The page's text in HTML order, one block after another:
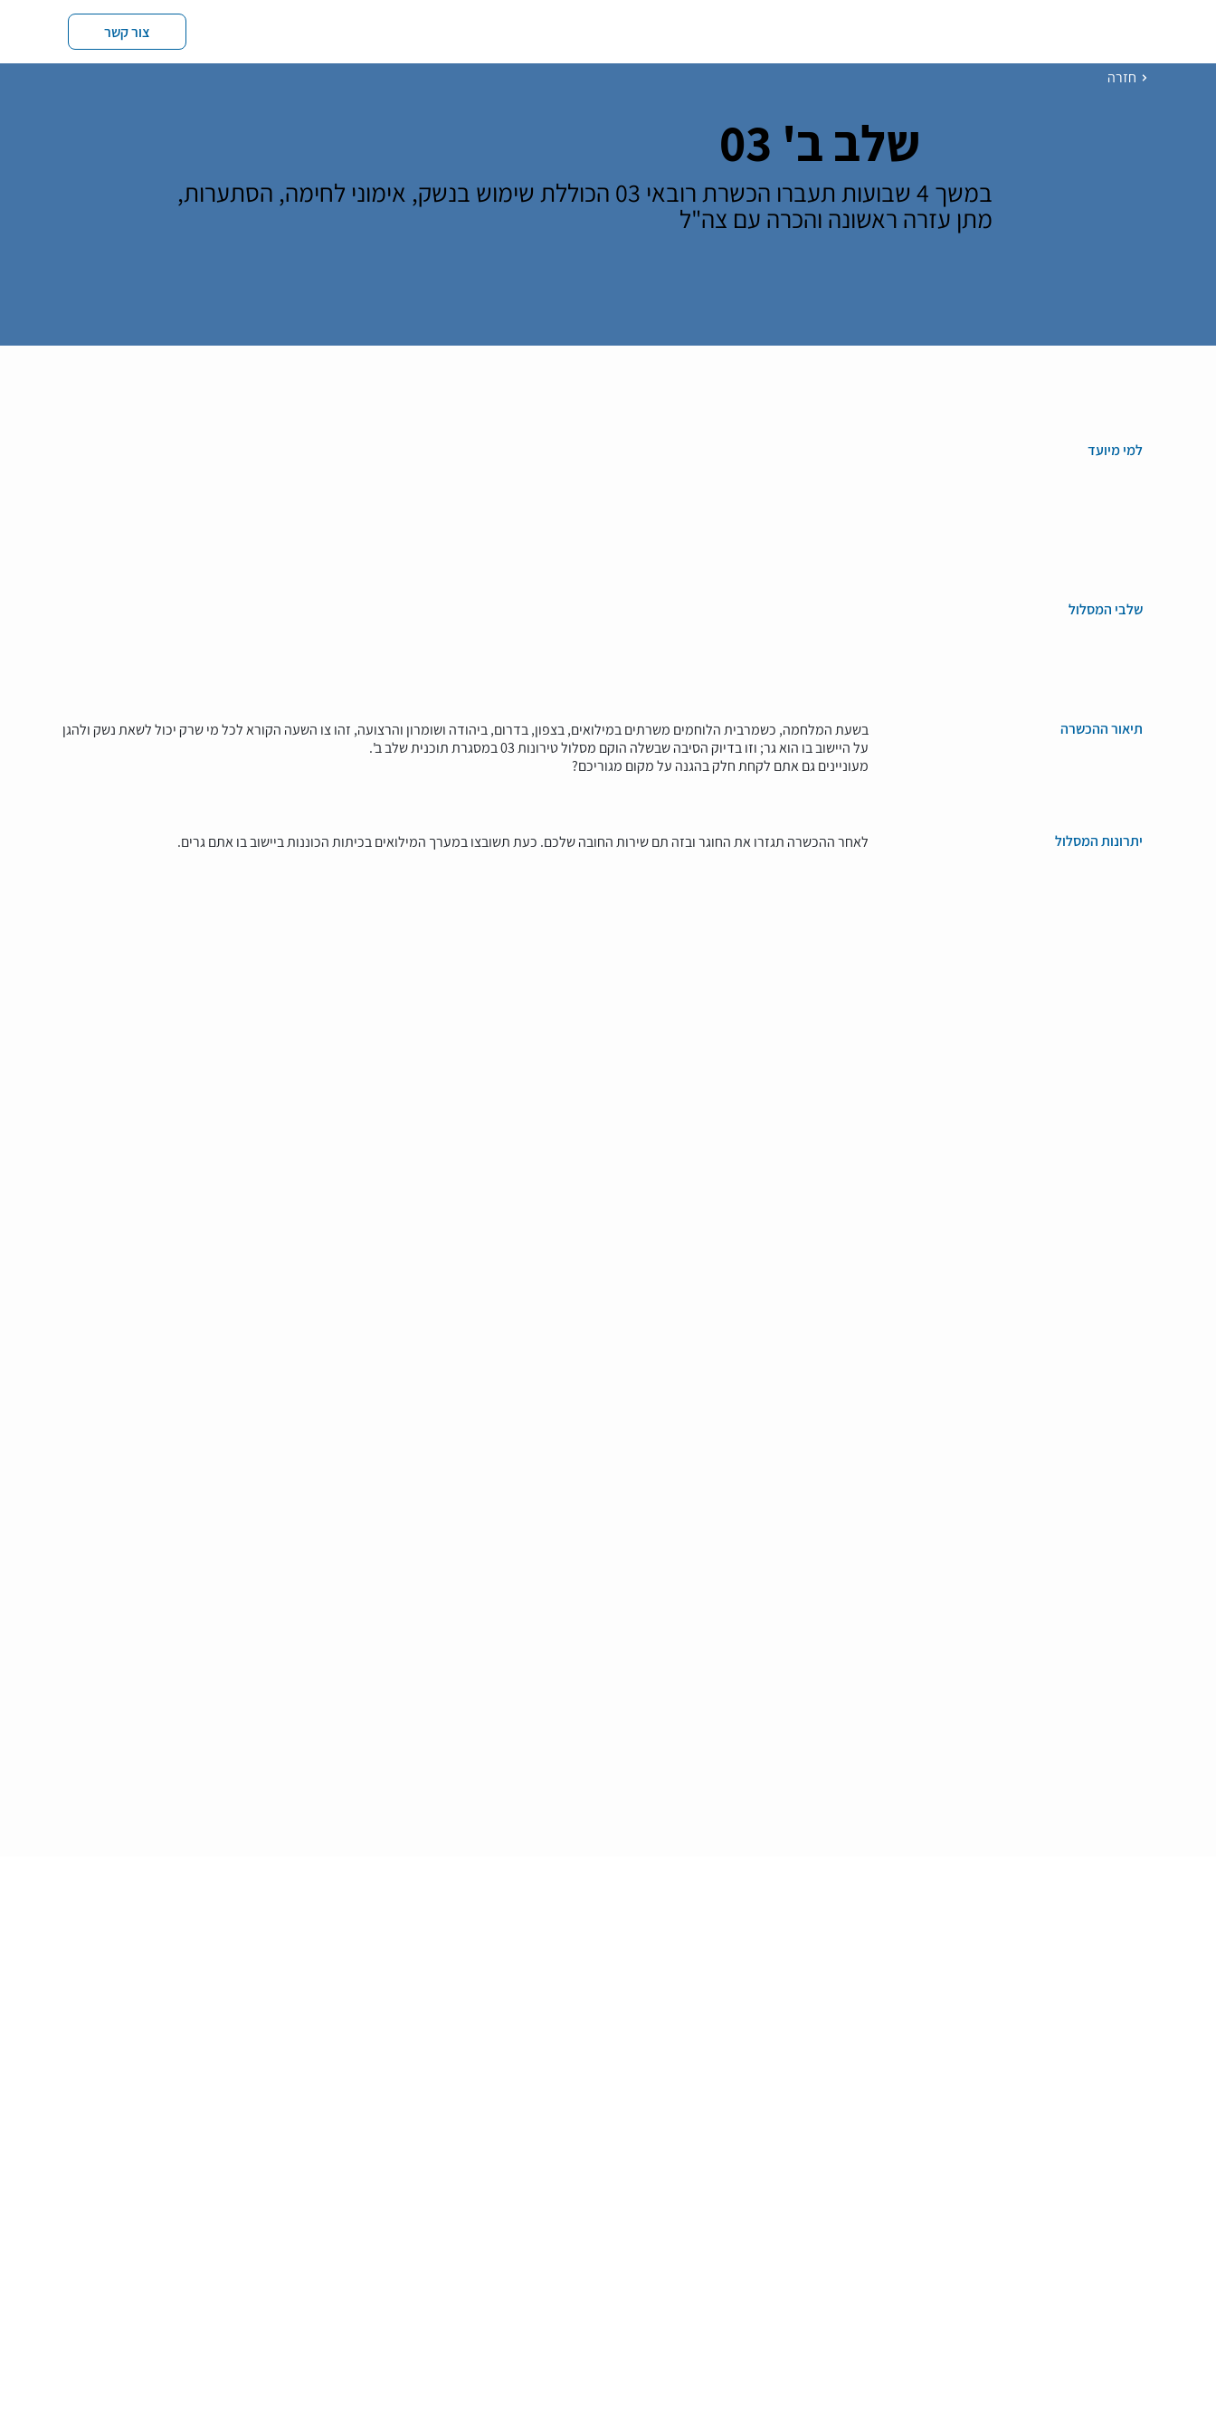
צור קשר
חזרה
שלב ב' 03
במשך 4 שבועות תעברו הכשרת רובאי 03 הכוללת שימוש בנשק, אימוני לחימה, הסתערות,
מתן עזרה ראשונה והכרה עם צה"ל
למי מיועד
שלבי המסלול
בשעת המלחמה, כשמרבית הלוחמים משרתים במילואים, בצפון, בדרום, ביהודה ושומרון והרצועה, זהו צו השעה הקורא לכל מי שרק יכול לשאת נשק ולהגן
על היישוב בו הוא גר; וזו בדיוק הסיבה שבשלה הוקם מסלול טירונות 03 במסגרת תוכנית שלב ב'.
מעוניינים גם אתם לקחת חלק בהגנה על מקום מגוריכם?
תיאור ההכשרה
לאחר ההכשרה תגזרו את החוגר ובזה תם שירות החובה שלכם. כעת תשובצו במערך המילואים בכיתות הכוננות ביישוב בו אתם גרים. יתרונות המסלול